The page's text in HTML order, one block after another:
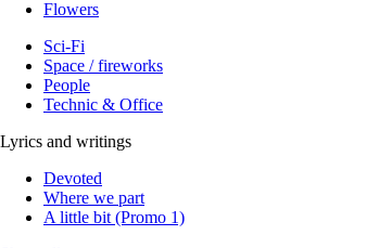
Flowers
Sci-Fi
Space / fireworks
People
Technic & Office
Lyrics and writings
Devoted
Where we part
A little bit (Promo 1)